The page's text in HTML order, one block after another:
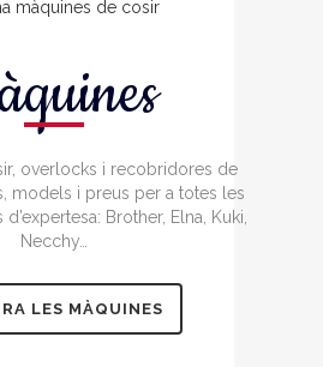
overlocks i recobridores de
models i preus per a totes les
Brother, Elna, Kuki,
Necchy…
LES MÀQUINES